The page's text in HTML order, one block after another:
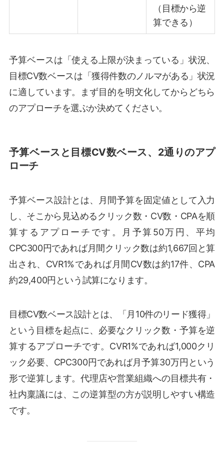
（目標から逆
算できる）
予算ベースは「使える上限が決まっている」状況、
目標CV数ベースは「獲得件数のノルマがある」状況
に適しています。まず目的を明文化してからどちら
のアプローチを選ぶか決めてください。
予算ベースと目標CV数ベース、2通りのアプ
ローチ
予算ベース設計とは、月間予算を固定値として入力
し、そこから見込めるクリック数・CV数・CPAを順
算するアプローチです。月予算50万円、平均
CPC300円であれば月間クリック数は約1,667回と算
出され、CVR1%であれば月間CV数は約17件、CPA
約29,400円という試算になります。
目標CV数ベース設計とは、「月10件のリード獲得」
という目標を起点に、必要なクリック数・予算を逆
算するアプローチです。CVR1%であれば1,000クリ
ック必要、CPC300円であれば月予算30万円という
形で逆算します。代理店や営業組織への目標共有・
社内稟議には、この逆算型の方が説明しやすい構造
です。